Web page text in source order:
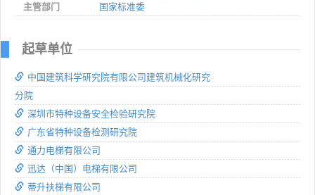
主管部门
国家标准委
起草单位
中国建筑科学研究院有限公司建筑机械化研究
分院
深圳市特种设备安全检验研究院
广东省特种设备检测研究院
通力电梯有限公司
迅达（中国）电梯有限公司
蒂升扶梯有限公司